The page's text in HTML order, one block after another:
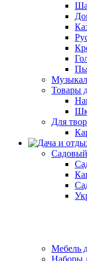
Товары
Для
Мебель
Наборы